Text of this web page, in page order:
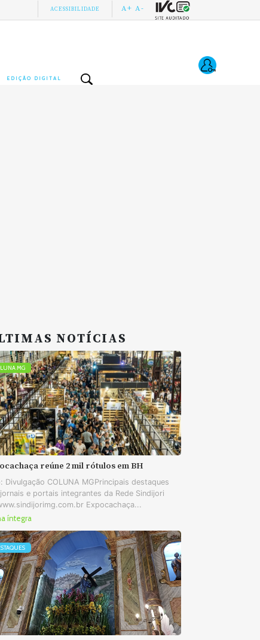
ACESSIBILIDADE A+ A-
EDIÇÃO DIGITAL
NOTÍCIAS
MG
reúne 2 mil rótulos em BH
Divulgação COLUNA MGPrincipais destaques
e portais integrantes da Rede Sindijori
Expocachaça...
íntegra